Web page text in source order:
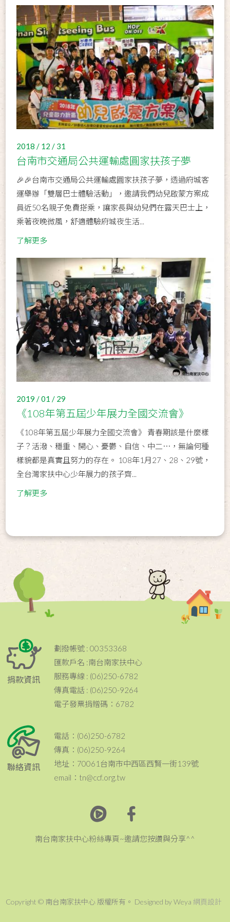
2018 / 12 / 31
台南市交通局公共運輸處圓家扶孩子夢
🎉🎉台南市交通局公共運輸處圓家扶孩子夢，透過府城客
運舉辦「雙層巴士體驗活動」，邀請我們幼兒啟蒙方案成
員近50名親子免費搭乘，讓家長與幼兒們在露天巴士上，
乘著夜晚微風，舒適體驗府城夜生活...
了解更多
2019 / 01 / 29
《108年第五屆少年展力全國交流會》
《108年第五屆少年展力全國交流會》 青春期該是什麼樣
子？活潑、穩重、開心、憂鬱、自信、中二⋯，無論何種
樣貌都是真實且努力的存在。 108年1月27、28、29號，
全台灣家扶中心少年展力的孩子齊...
了解更多
捐款資訊
劃撥帳號 : 00353368
匯款戶名 :南台南家扶中心
服務專線 : (06)250-6782
傳真電話 : (06)250-9264
電子發票捐贈碼：6782
聯絡資訊
電話：(06)250-6782
傳真：(06)250-9264
地址：70061台南市中西區西賢一街139號
email：tn@ccf.org.tw
南台南家扶中心粉絲專頁~邀請您按讚與分享^^
Copyright © 南台南家扶中心 版權所有。 Designed by Weya 網頁設計